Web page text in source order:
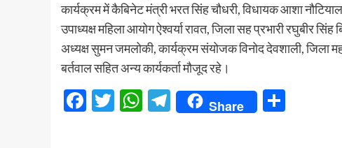
कार्यक्रम में कैबिनेट मंत्री भरत सिंह चौधरी, विधायक आशा
उपाध्यक्ष महिला आयोग ऐश्वर्या रावत, जिला सह प्रभारी रघुबीर
अध्यक्ष सुमन जमलोकी, कार्यक्रम संयोजक विनोद देवशाली, जिला
बर्तवाल सहित अन्य कार्यकर्ता मौजूद रहे।
Facebook
Twitter
WhatsApp
Telegram
Share